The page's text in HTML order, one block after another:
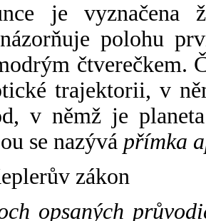
je vyznačena
polohu
čtverečkem.
trajektorii, v
v němž je
se nazývá přímka
zákon
opsaných